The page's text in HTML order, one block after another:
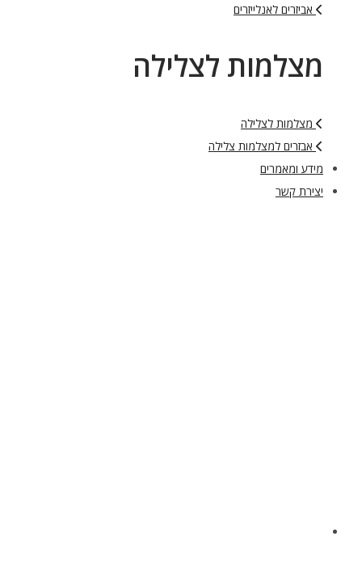
אביזרים לאנלייזרים
מצלמות לצלילה
מצלמות לצלילה
אבזרים למצלמות צלילה
מידע ומאמרים
יצירת קשר